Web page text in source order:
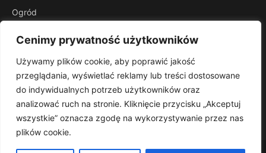
Cenimy prywatność użytkowników
Używamy plików cookie, aby poprawić jakość
przeglądania, wyświetlać reklamy lub treści dostosowane
do indywidualnych potrzeb użytkowników oraz
analizować ruch na stronie. Kliknięcie przycisku „Akceptuj
wszystkie” oznacza zgodę na wykorzystywanie przez nas
plików cookie.
Ogród
INFORMACJE
Kontakt
Mapa witryny
Polityka prywatności
RSS